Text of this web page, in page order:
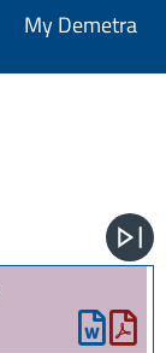
My Demetra